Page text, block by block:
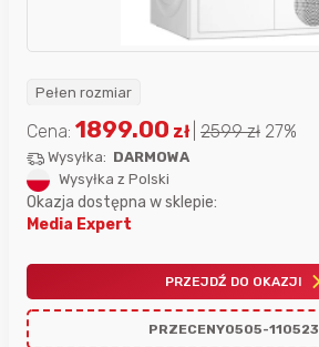
Pełen rozmiar
Cena: 1899.00 zł 2599zł 27%
Wysyłka: DARMOWA
Wysyłka z Polski
Okazja dostępna w sklepie:
Media Expert
PRZEJDŹ DO OKAZJI
PRZECENY0505-110523